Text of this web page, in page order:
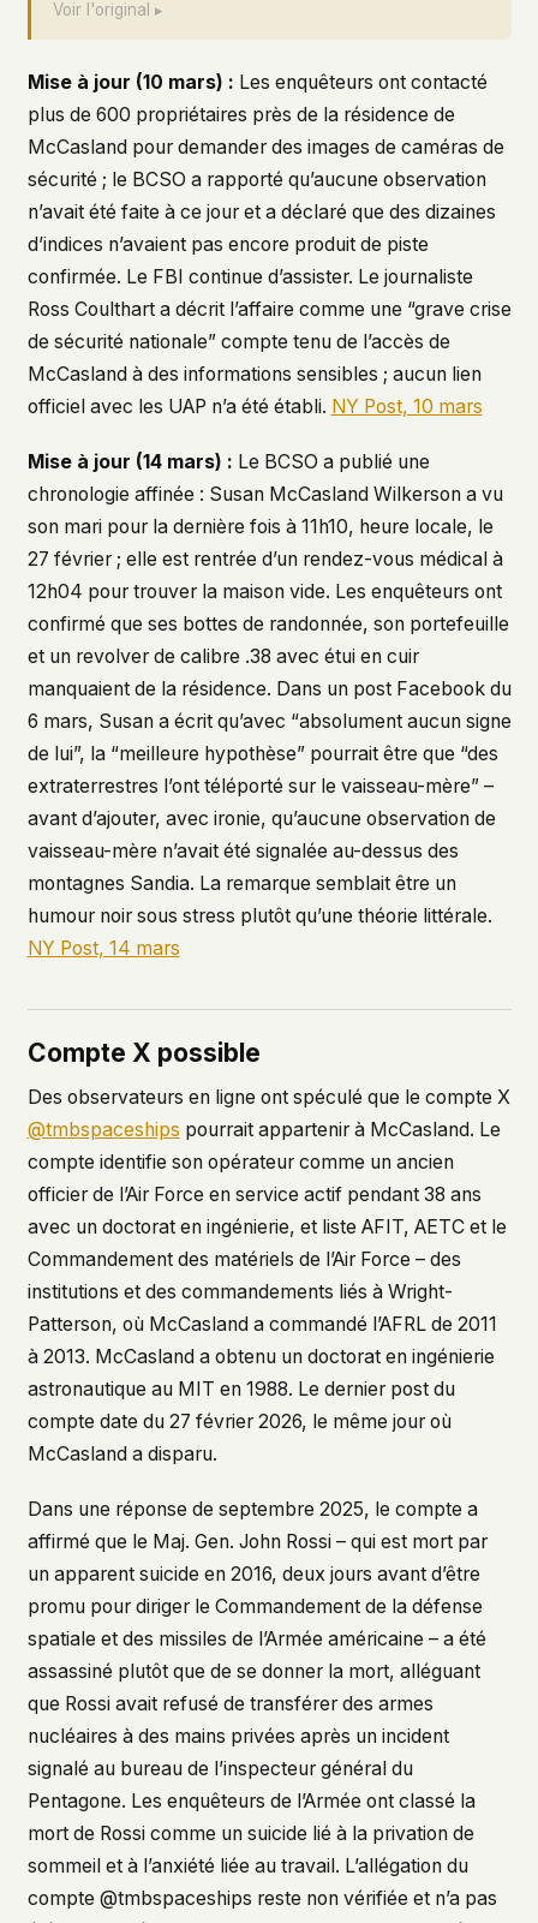
Voir l'original ▸
Mise à jour (10 mars) : Les enquêteurs ont contacté
plus de 600 propriétaires près de la résidence de
McCasland pour demander des images de caméras de
sécurité ; le BCSO a rapporté qu’aucune observation
n’avait été faite à ce jour et a déclaré que des dizaines
d’indices n’avaient pas encore produit de piste
confirmée. Le FBI continue d’assister. Le journaliste
Ross Coulthart a décrit l’affaire comme une “grave crise
de sécurité nationale” compte tenu de l’accès de
McCasland à des informations sensibles ; aucun lien
officiel avec les UAP n’a été établi. NY Post, 10 mars
Mise à jour (14 mars) : Le BCSO a publié une
chronologie affinée : Susan McCasland Wilkerson a vu
son mari pour la dernière fois à 11h10, heure locale, le
27 février ; elle est rentrée d’un rendez-vous médical à
12h04 pour trouver la maison vide. Les enquêteurs ont
confirmé que ses bottes de randonnée, son portefeuille
et un revolver de calibre .38 avec étui en cuir
manquaient de la résidence. Dans un post Facebook du
6 mars, Susan a écrit qu’avec “absolument aucun signe
de lui”, la “meilleure hypothèse” pourrait être que “des
extraterrestres l’ont téléporté sur le vaisseau-mère” –
avant d’ajouter, avec ironie, qu’aucune observation de
vaisseau-mère n’avait été signalée au-dessus des
montagnes Sandia. La remarque semblait être un
humour noir sous stress plutôt qu’une théorie littérale.
NY Post, 14 mars
Compte X possible
Des observateurs en ligne ont spéculé que le compte X
@tmbspaceships pourrait appartenir à McCasland. Le
compte identifie son opérateur comme un ancien
officier de l’Air Force en service actif pendant 38 ans
avec un doctorat en ingénierie, et liste AFIT, AETC et le
Commandement des matériels de l’Air Force – des
institutions et des commandements liés à Wright-
Patterson, où McCasland a commandé l’AFRL de 2011
à 2013. McCasland a obtenu un doctorat en ingénierie
astronautique au MIT en 1988. Le dernier post du
compte date du 27 février 2026, le même jour où
McCasland a disparu.
Dans une réponse de septembre 2025, le compte a
affirmé que le Maj. Gen. John Rossi – qui est mort par
un apparent suicide en 2016, deux jours avant d’être
promu pour diriger le Commandement de la défense
spatiale et des missiles de l’Armée américaine – a été
assassiné plutôt que de se donner la mort, alléguant
que Rossi avait refusé de transférer des armes
nucléaires à des mains privées après un incident
signalé au bureau de l’inspecteur général du
Pentagone. Les enquêteurs de l’Armée ont classé la
mort de Rossi comme un suicide lié à la privation de
sommeil et à l’anxiété liée au travail. L’allégation du
compte @tmbspaceships reste non vérifiée et n’a pas